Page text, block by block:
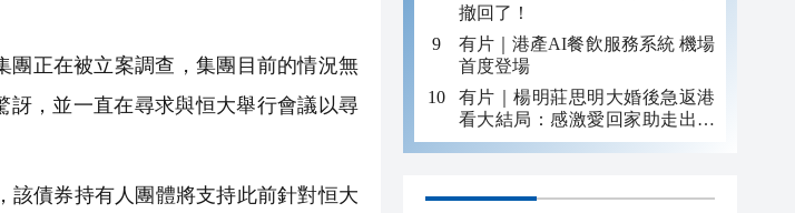
正在被立案調查，集團目前的情況無
，並一直在尋求與恒大舉行會議以尋
債券持有人團體將支持此前針對恒大
撤回了！
有片｜港產AI餐飲服務系統 機場
首度登場
有片｜楊明莊思明大婚後急返港
看大結局：感激愛回家助走出低
谷 不捨大家庭